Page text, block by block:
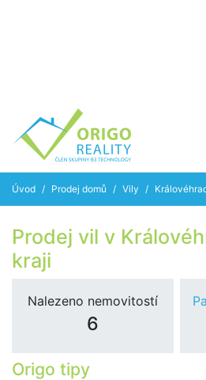
Úvod Prodej domů Vily
Prodej vil v
kraji
Nalezeno nemovitostí
6
Origo tipy